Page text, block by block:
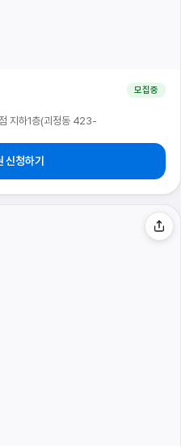
모집중
1)홀리데이인호텔 별관웨딩홀
신청하기